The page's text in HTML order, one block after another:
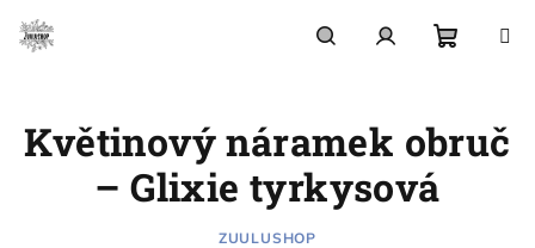
obsah
košík
Květinový náramek obruč
– Glixie tyrkysová
ZUULUSHOP